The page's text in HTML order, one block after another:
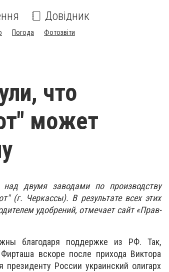
Довідник
Погода Фотозвіти
что
может
двумя заводами по производству
(г. Черкассы). В результате всех этих
удобрений, отмечает сайт «Прав-
благодаря поддержке из РФ. Так,
вскоре после прихода Виктора
России украинский олигарх